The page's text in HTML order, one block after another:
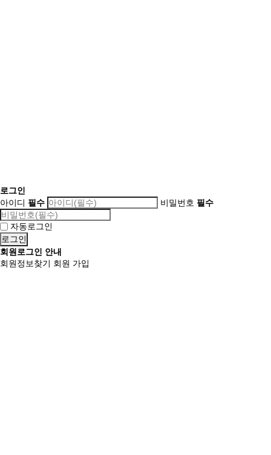
로그인
아이디 필수 비밀번호 필수
자동로그인
회원로그인 안내
회원정보찾기 회원 가입